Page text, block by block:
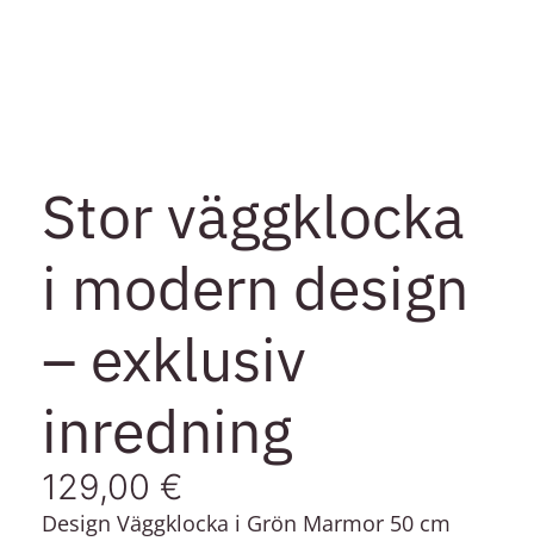
Stor väggklocka
i modern design
– exklusiv
inredning
129,00 €
Design Väggklocka i Grön Marmor 50 cm